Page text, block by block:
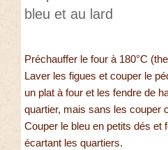
bleu et au lard
Préchauffer le four à 180°C
Laver les figues et couper le
un plat à four et les fendre de
quartier, mais sans les couper
Couper le bleu en petits dés et
écartant les quartiers.